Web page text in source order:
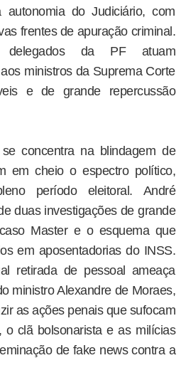
autonomia do Judiciário, com
frentes de apuração criminal.
delegados da PF atuam
ministros da Suprema Corte
e de grande repercussão
concentra na blindagem de
em cheio o espectro político,
período eleitoral. André
duas investigações de grande
Master e o esquema que
em aposentadorias do INSS.
retirada de pessoal ameaça
ministro Alexandre de Moraes,
as ações penais que sufocam
o clã bolsonarista e as milícias
de fake news contra a